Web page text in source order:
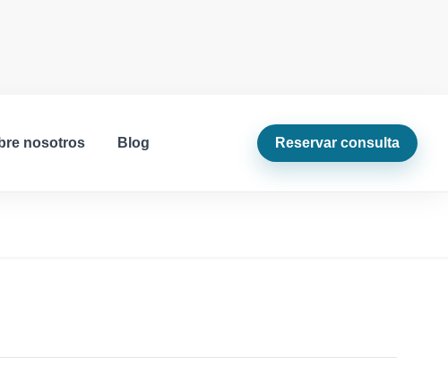
nosotros Blog Reservar consulta